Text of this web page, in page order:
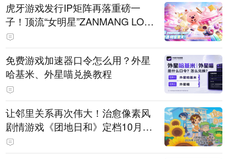
虎牙游戏发行IP矩阵再落重磅一
子！顶流“女明星”ZANMANG LOO
PY 正版3D消除手游《消消奇遇》
惊喜曝光
免费游戏加速器口令怎么用？外星
哈基米、外星喵兑换教程
让邻里关系再次伟大！治愈像素风
剧情游戏《团地日和》定档10月30
日发售